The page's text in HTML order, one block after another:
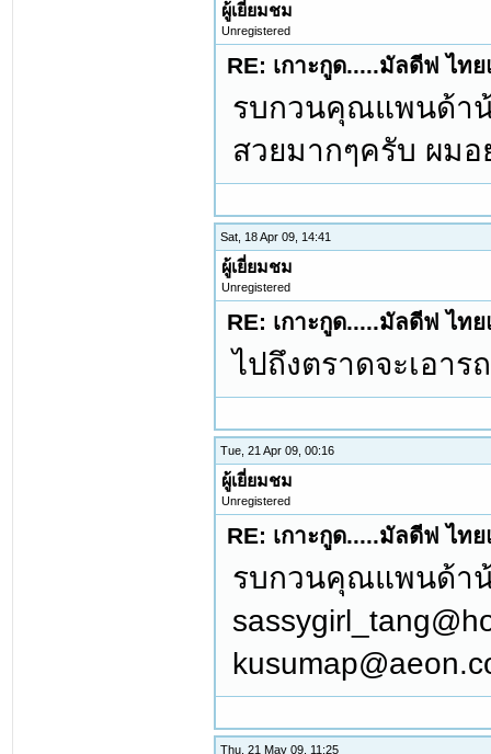
ผู้เยี่ยมชม
Unregistered
RE: เกาะกูด.....มัลดีฟ ไท
รบกวนคุณแพนด้าน้
สวยมากๆครับ ผม
Sat, 18 Apr 09, 14:41
ผู้เยี่ยมชม
Unregistered
RE: เกาะกูด.....มัลดีฟ ไท
ไปถึงตราดจะเอา
Tue, 21 Apr 09, 00:16
ผู้เยี่ยมชม
Unregistered
RE: เกาะกูด.....มัลดีฟ ไท
รบกวนคุณแพนด้าน้
Thu, 21 May 09, 11:25